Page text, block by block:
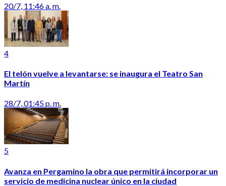
20/7, 11:46 a. m.
4
El telón vuelve a levantarse: se inaugura el Teatro San
Martín
28/7, 01:45 p. m.
5
Avanza en Pergamino la obra que permitirá incorporar un
servicio de medicina nuclear único en la ciudad